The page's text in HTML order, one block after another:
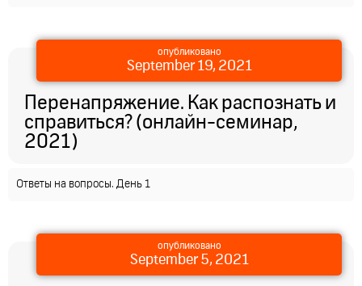
опубликовано
September 19, 2021
Перенапряжение. Как распознать и
справиться? (онлайн-семинар,
2021)
Ответы на вопросы. День 1
опубликовано
September 5, 2021